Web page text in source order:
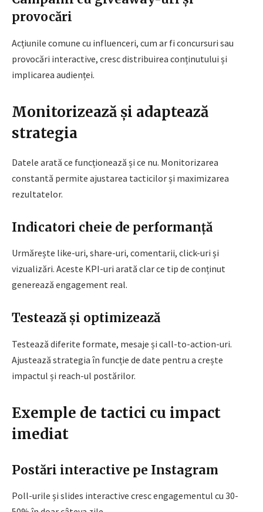
provocări
Acțiunile comune cu influenceri, cum ar fi concursuri sau
provocări interactive, cresc distribuirea conținutului și
implicarea audienței.
Monitorizează și adaptează
strategia
Datele arată ce funcționează și ce nu. Monitorizarea
constantă permite ajustarea tacticilor și maximizarea
rezultatelor.
Indicatori cheie de performanță
Urmărește like-uri, share-uri, comentarii, click-uri și
vizualizări. Aceste KPI-uri arată clar ce tip de conținut
generează engagement real.
Testează și optimizează
Testează diferite formate, mesaje și call-to-action-uri.
Ajustează strategia în funcție de date pentru a crește
impactul și reach-ul postărilor.
Exemple de tactici cu impact
imediat
Postări interactive pe Instagram
Poll-urile și slides interactive cresc engagementul cu 30-